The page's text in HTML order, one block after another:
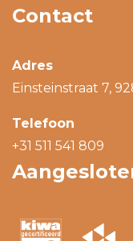
Contact
Adres
Einsteinstraat 7,
Telefoon
+31 511 541 809